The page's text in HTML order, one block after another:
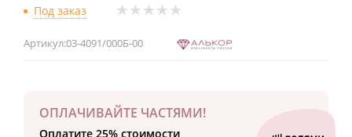
Под заказ
Артикул:03-4091/000Б-00
ОПЛАЧИВАЙТЕ ЧАСТЯМИ!
Оплатите 25% стоимости